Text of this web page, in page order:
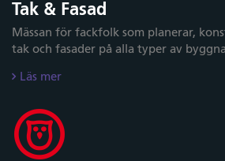
Tak & Fasad
Mässan för fackfolk som planerar,
tak och fasader på alla typer av
Läs mer